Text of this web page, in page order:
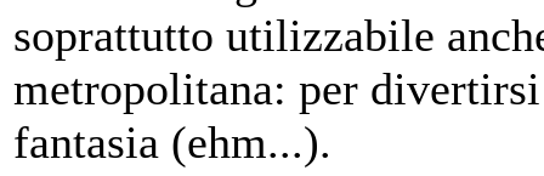
soprattutto utilizzabile
metropolitana: per
fantasia (ehm...).